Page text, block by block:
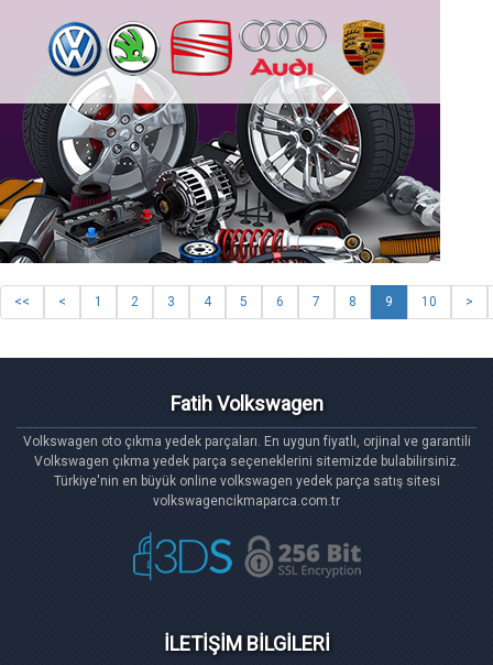
<< < 1 2 3 4 5 6 7 8 9 10 >
Fatih Volkswagen
Volkswagen oto çıkma yedek parçaları. En uygun fiyatlı, orjinal ve garantili
Volkswagen çıkma yedek parça seçeneklerini sitemizde bulabilirsiniz.
Türkiye'nin en büyük online volkswagen yedek parça satış sitesi
volkswagencikmaparca.com.tr
İLETİŞİM BİLGİLERİ